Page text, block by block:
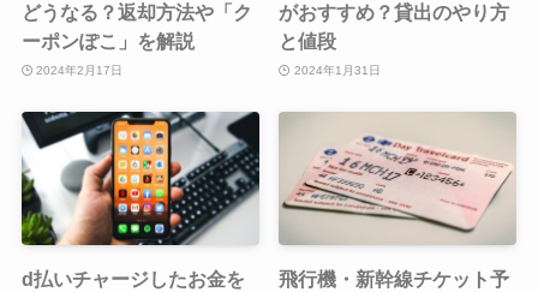
どうなる？返却方法や「ク
ーポンぽこ」を解説
2024年2月17日
がおすすめ？貸出のやり方
と値段
2024年1月31日
d払いチャージしたお金を
飛行機・新幹線チケット予